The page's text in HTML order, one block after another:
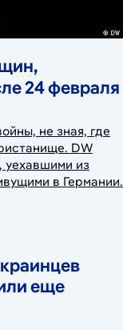
24 февраля
не зная, где
DW
уехавшими из
в Германии.
еще